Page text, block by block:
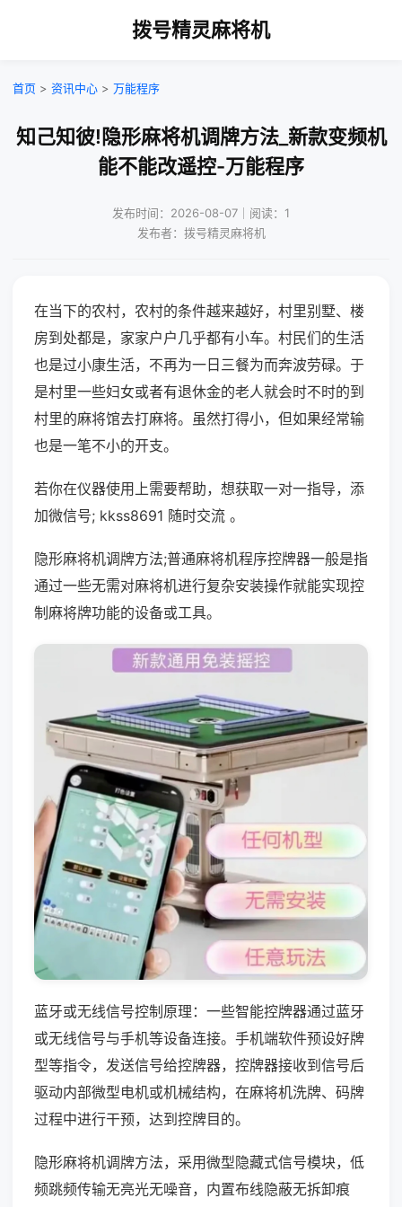
拨号精灵麻将机
首页 > 资讯中心 > 万能程序
知己知彼!隐形麻将机调牌方法_新款变频机
能不能改遥控-万能程序
发布时间：2026-08-07｜阅读：1
发布者：拨号精灵麻将机
在当下的农村，农村的条件越来越好，村里别墅、楼
房到处都是，家家户户几乎都有小车。村民们的生活
也是过小康生活，不再为一日三餐为而奔波劳碌。于
是村里一些妇女或者有退休金的老人就会时不时的到
村里的麻将馆去打麻将。虽然打得小，但如果经常输
也是一笔不小的开支。
若你在仪器使用上需要帮助，想获取一对一指导，添
加微信号; kkss8691 随时交流 。
隐形麻将机调牌方法;普通麻将机程序控牌器一般是指
通过一些无需对麻将机进行复杂安装操作就能实现控
制麻将牌功能的设备或工具。
蓝牙或无线信号控制原理：一些智能控牌器通过蓝牙
或无线信号与手机等设备连接。手机端软件预设好牌
型等指令，发送信号给控牌器，控牌器接收到信号后
驱动内部微型电机或机械结构，在麻将机洗牌、码牌
过程中进行干预，达到控牌目的。
隐形麻将机调牌方法，采用微型隐藏式信号模块，低
频跳频传输无亮光无噪音，内置布线隐蔽无拆卸痕